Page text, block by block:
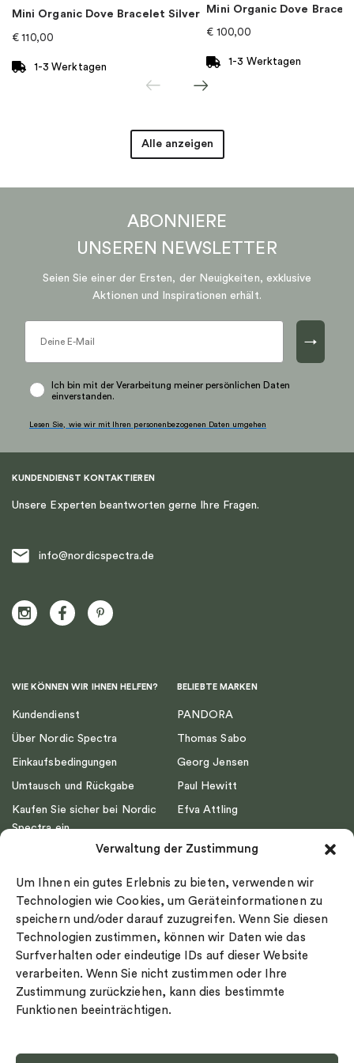
Verwaltung der Zustimmung
Um Ihnen ein gutes Erlebnis zu bieten, verwenden wir
Technologien wie Cookies, um Geräteinformationen zu
speichern und/oder darauf zuzugreifen. Wenn Sie diesen
Technologien zustimmen, können wir Daten wie das
Surfverhalten oder eindeutige IDs auf dieser Website
verarbeiten. Wenn Sie nicht zustimmen oder Ihre
Zustimmung zurückziehen, kann dies bestimmte
Funktionen beeinträchtigen.
Marke PANDORA
Mini Organic Dove Bracelet Silver
€ 110,00
1-3 Werktagen
Mini Organic Dove
€ 100,00
1-3 Werktagen
Alle anzeigen
ABONNIERE
UNSEREN NEWSLETTER
Seien Sie einer der Ersten, der Neuigkeiten, exklusive
Aktionen und Inspirationen erhält.
→
Ich bin mit der Verarbeitung meiner persönlichen Daten
einverstanden.
Lesen Sie, wie wir mit Ihren personenbezogenen Daten umgehen
KUNDENDIENST KONTAKTIEREN
Unsere Experten beantworten gerne Ihre Fragen.
info@nordicspectra.de
WIE KÖNNEN WIR IHNEN HELFEN?
Kundendienst
Über Nordic Spectra
Einkaufsbedingungen
Umtausch und Rückgabe
Kaufen Sie sicher bei Nordic
Spectra ein
Impressum
Ringgröße
Widerrufsrecht
Cookie-policy
Sekretesspolicy
BELIEBTE MARKEN
PANDORA
Thomas Sabo
Georg Jensen
Paul Hewitt
Efva Attling
Drakenberg Sjölin
Nordic Spectra